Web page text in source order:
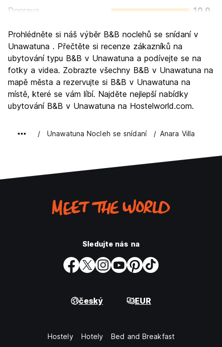
Doprava
10.0
Kultura
Noční život
10.0
Hodnota za peníze
8.0
Prohlédněte si náš výběr B&B noclehů se snídaní v
Unawatuna . Přečtěte si recenze zákazníků na
ubytování typu B&B v Unawatuna a podívejte se na
fotky a videa. Zobrazte všechny B&B v Unawatuna na
mapě města a rezervujte si B&B v Unawatuna na
místě, které se vám líbí. Najděte nejlepší nabídky
ubytování B&B v Unawatuna na Hostelworld.com.
Unawatuna Nocleh se snídaní Anara Villa
Sledujte nás na
český EUR
Hostely Hotely Bed and Breakfast